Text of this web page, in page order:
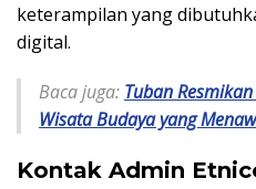
keterampilan yang
digital.
Baca juga: Tuban
Wisata Budaya yang
Kontak Admin